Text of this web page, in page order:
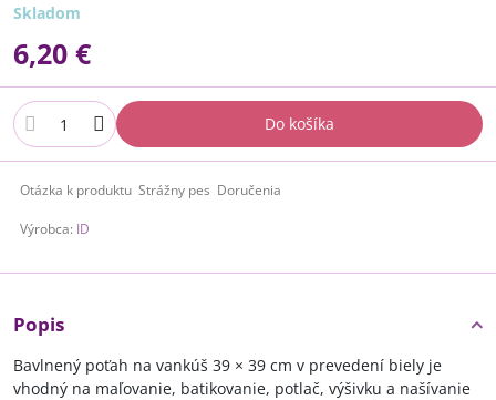
Skladom
6,20 €
Do košíka
Otázka k produktu Strážny pes Doručenia
Výrobca: ID
Popis
Bavlnený poťah na vankúš 39 × 39 cm v prevedení biely je
vhodný na maľovanie, batikovanie, potlač, výšivku a našívanie